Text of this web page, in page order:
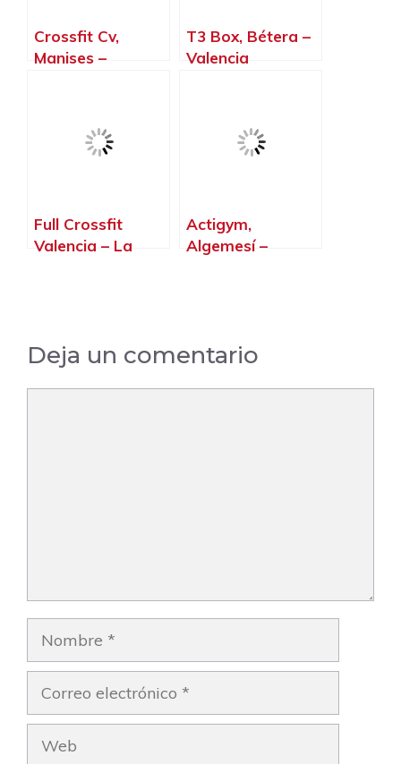
Crossfit Cv,
Manises –
T3 Box, Bétera –
Valencia
Full Crossfit
Valencia – La
Actigym,
Algemesí –
Deja un comentario
Nombre
Correo
electrónico
Web